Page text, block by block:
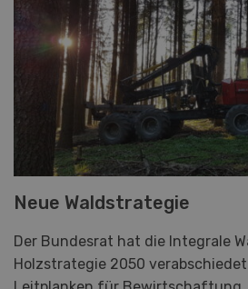
Neue Waldstrategie
Der Bundesrat hat die Integrale
Leitplanken für Bewirtschaftung,
Schutz des Schweizer Waldes vor.